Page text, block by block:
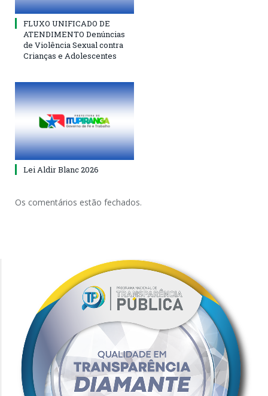
FLUXO UNIFICADO DE
ATENDIMENTO Denúncias
de Violência Sexual contra
Crianças e Adolescentes
Lei Aldir Blanc 2026
Os comentários estão fechados.